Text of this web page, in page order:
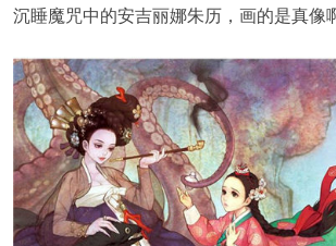
沉睡魔咒中的安吉丽娜朱历，画的是真像